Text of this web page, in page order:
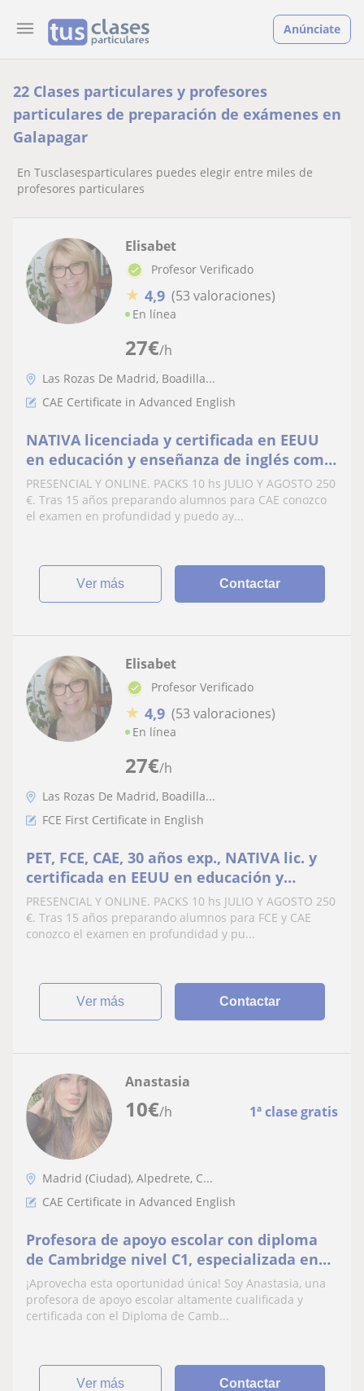
Anúnciate
22 Clases particulares y profesores
particulares de preparación de exámenes en
Galapagar
En Tusclasesparticulares puedes elegir entre miles de
profesores particulares
27€/h
Elisabet
Profesor Verificado
★ 4,9 (53 valoraciones)
En línea
Las Rozas De Madrid, Boadilla...
CAE Certificate in Advanced English
NATIVA licenciada y certificada en EEUU
en educación y enseñanza de inglés como
segunda lengua, 30 años experiencia
PRESENCIAL Y ONLINE. PACKS 10 hs JULIO Y AGOSTO 250
€. Tras 15 años preparando alumnos para CAE conozco
el examen en profundidad y puedo ay...
ver más Contactar
27€/h
Elisabet
Profesor Verificado
★ 4,9 (53 valoraciones)
En línea
Las Rozas De Madrid, Boadilla...
FCE First Certificate in English
PET, FCE, CAE, 30 años exp., NATIVA lic. y
certificada en EEUU en educación y
enseñanza de inglés como segunda
lengua
PRESENCIAL Y ONLINE. PACKS 10 hs JULIO Y AGOSTO 250
€. Tras 15 años preparando alumnos para FCE y CAE
conozco el examen en profundidad y pu...
ver más Contactar
10€/h 1ª clase gratis
Anastasia
Madrid (Ciudad), Alpedrete, C...
CAE Certificate in Advanced English
Profesora de apoyo escolar con diploma
de Cambridge nivel C1, especializada en
enseñar a niños de primaria y ESO :)
¡Aprovecha esta oportunidad única! Soy Anastasia, una
profesora de apoyo escolar altamente cualificada y
certificada con el Diploma de Camb...
ver más Contactar